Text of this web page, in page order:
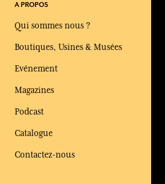
A PROPOS
Qui sommes nous ?
Boutiques, Usines & Musées
Evénement
Magazines
Podcast
Catalogue
Contactez-nous